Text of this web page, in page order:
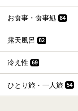
お食事・食事処 84
露天風呂 82
冷え性 69
ひとり旅・一人旅 54